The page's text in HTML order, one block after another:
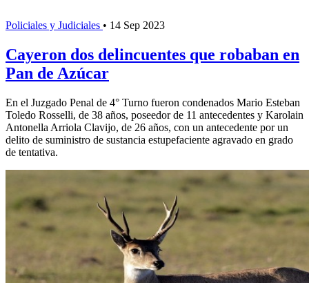
Policiales y Judiciales • 14 Sep 2023
Cayeron dos delincuentes que robaban en
Pan de Azúcar
En el Juzgado Penal de 4° Turno fueron condenados Mario Esteban
Toledo Rosselli, de 38 años, poseedor de 11 antecedentes y Karolain
Antonella Arriola Clavijo, de 26 años, con un antecedente por un
delito de suministro de sustancia estupefaciente agravado en grado
de tentativa.